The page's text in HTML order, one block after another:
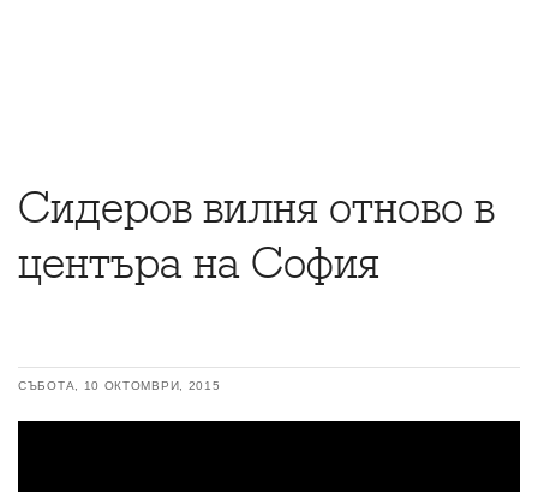
Сидеров вилня отново в
центъра на София
СЪБОТА, 10 ОКТОМВРИ, 2015